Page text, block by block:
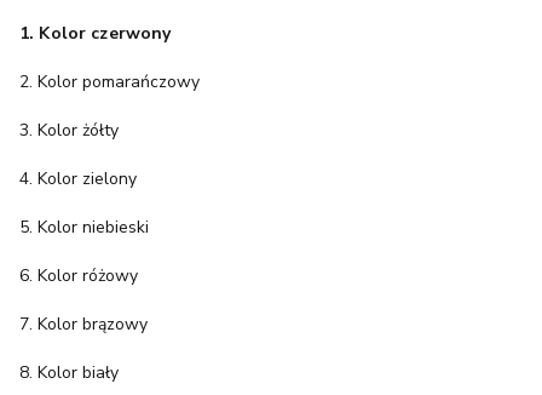
1. Kolor czerwony
2. Kolor pomarańczowy
3. Kolor żółty
4. Kolor zielony
5. Kolor niebieski
6. Kolor różowy
7. Kolor brązowy
8. Kolor biały